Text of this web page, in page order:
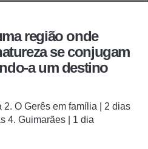
região onde
se conjugam
a um destino
2. O Gerês em família | 2 dias
4. Guimarães | 1 dia